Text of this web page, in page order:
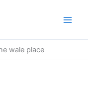
wale place